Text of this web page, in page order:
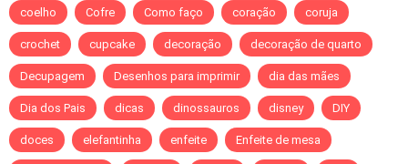
coelho Cofre Como faço coração coruja
crochet cupcake decoração decoração de quarto
Decupagem Desenhos para imprimir dia das mães
Dia dos Pais dicas dinossauros disney DIY
doces elefantinha enfeite Enfeite de mesa